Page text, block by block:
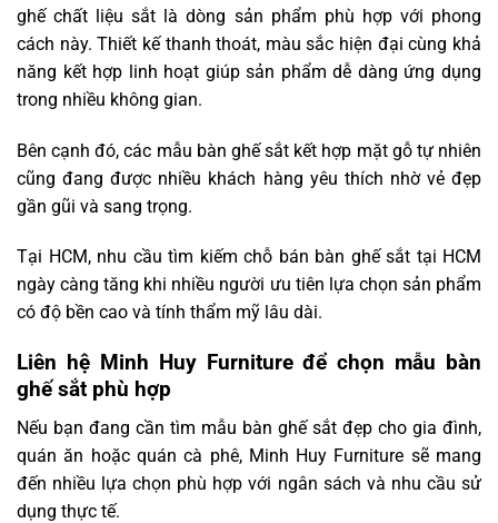
ghế chất liệu sắt là dòng sản phẩm phù hợp với phong
cách này. Thiết kế thanh thoát, màu sắc hiện đại cùng khả
năng kết hợp linh hoạt giúp sản phẩm dễ dàng ứng dụng
trong nhiều không gian.
Bên cạnh đó, các mẫu bàn ghế sắt kết hợp mặt gỗ tự nhiên
cũng đang được nhiều khách hàng yêu thích nhờ vẻ đẹp
gần gũi và sang trọng.
Tại HCM, nhu cầu tìm kiếm chỗ bán bàn ghế sắt tại HCM
ngày càng tăng khi nhiều người ưu tiên lựa chọn sản phẩm
có độ bền cao và tính thẩm mỹ lâu dài.
Liên hệ Minh Huy Furniture để chọn mẫu bàn
ghế sắt phù hợp
Nếu bạn đang cần tìm mẫu bàn ghế sắt đẹp cho gia đình,
quán ăn hoặc quán cà phê, Minh Huy Furniture sẽ mang
đến nhiều lựa chọn phù hợp với ngân sách và nhu cầu sử
dụng thực tế.